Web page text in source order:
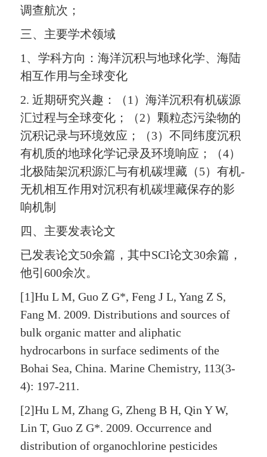
调查航次；
三、主要学术领域
1、学科方向：海洋沉积与地球化学、海陆
相互作用与全球变化
2. 近期研究兴趣：（1）海洋沉积有机碳源
汇过程与全球变化；（2）颗粒态污染物的
沉积记录与环境效应；（3）不同纬度沉积
有机质的地球化学记录及环境响应；（4）
北极陆架沉积源汇与有机碳埋藏（5）有机-
无机相互作用对沉积有机碳埋藏保存的影
响机制
四、主要发表论文
已发表论文50余篇，其中SCI论文30余篇，
他引600余次。
[1]Hu L M, Guo Z G*, Feng J L, Yang Z S,
Fang M. 2009. Distributions and sources of
bulk organic matter and aliphatic
hydrocarbons in surface sediments of the
Bohai Sea, China. Marine Chemistry, 113(3-
4): 197-211.
[2]Hu L M, Zhang G, Zheng B H, Qin Y W,
Lin T, Guo Z G*. 2009. Occurrence and
distribution of organochlorine pesticides